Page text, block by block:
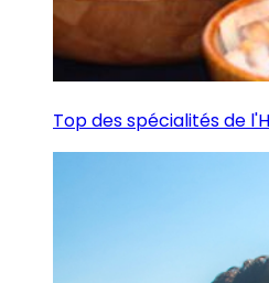
Top des spécialités de